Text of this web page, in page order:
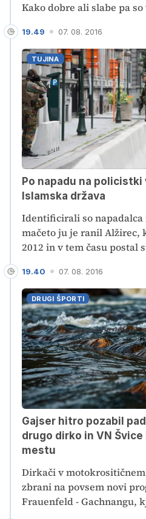
Kako dobre ali slabe pa
popravljamo?
TUJINA
19.49 07. 08. 2016
Po napadu na
Islamska država
Identificirali so
mačeto ju je ranil Alžirec,
2012 in v tem času postal
"njihov vojak".
DRUGI ŠPORTI
19.40 07. 08. 2016
Gajser hitro pozabil
drugo dirko in VN
mestu
Dirkači v
zbrani na povsem novi
Frauenfeld - Gachnangu,